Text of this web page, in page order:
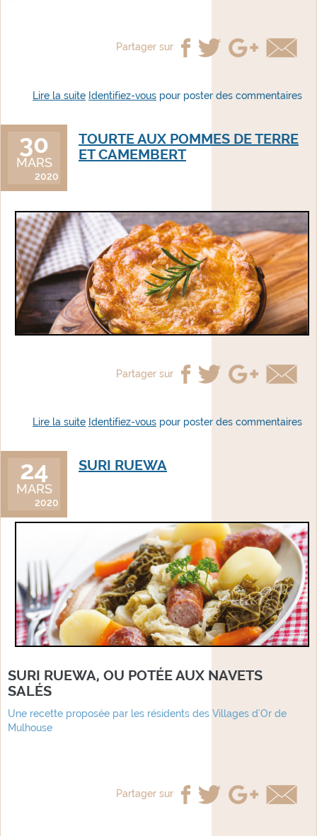
Partager sur
Lire la suite de Poulet Célestine façon seniors
Identifiez-vous pour poster des commentaires
TOURTE AUX POMMES DE TERRE
ET CAMEMBERT
30
MARS
2020
Partager sur
Lire la suite de Tourte aux pommes de terre et camembert
Identifiez-vous pour poster des commentaires
SURI RUEWA
24
MARS
2020
SURI RUEWA, OU POTÉE AUX NAVETS
SALÉS
Une recette proposée par les résidents des Villages d'Or de
Mulhouse
Partager sur